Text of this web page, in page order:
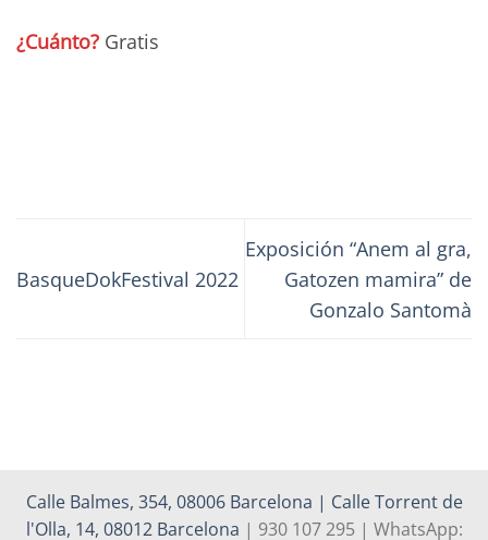
¿Cuánto? Gratis
BasqueDokFestival 2022
Exposición “Anem al gra,
Gatozen mamira” de
Gonzalo Santomà
Calle Balmes, 354, 08006 Barcelona | Calle Torrent de
l'Olla, 14, 08012 Barcelona | 930 107 295 | WhatsApp: